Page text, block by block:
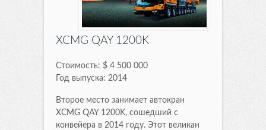
XCMG QAY 1200K
Стоимость: $ 4 500 000
Год выпуска: 2014
Второе место занимает автокран
XCMG QAY 1200K, сошедший с
конвейера в 2014 году. Этот великан